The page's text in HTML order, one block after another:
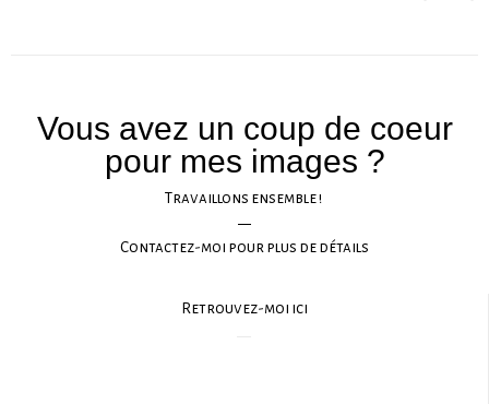
Vous avez un coup de coeur
pour mes images ?
Travaillons ensemble !
Contactez-moi pour plus de détails
Retrouvez-moi ici